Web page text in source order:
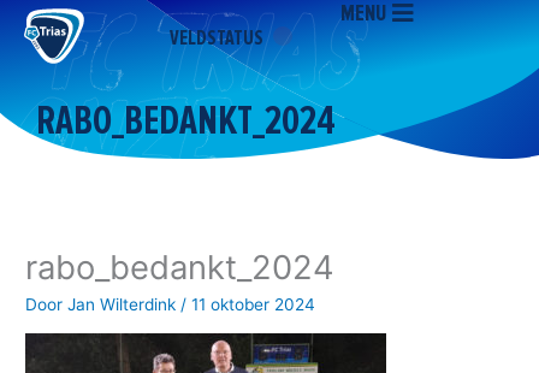
naar
inhoud
VELDSTATUS
MENU
RABO_BEDANKT_2024
rabo_bedankt_2024
DoorJan Wilterdink /11 oktober 2024